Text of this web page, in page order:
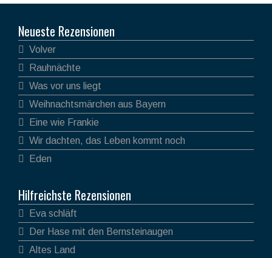
Neueste Rezensionen
Volver
Rauhnächte
Was vor uns liegt
Weihnachtsmärchen aus Bayern
Eine wie Frankie
Wir dachten, das Leben kommt noch
Eden
Hilfreichste Rezensionen
Eva schläft
Der Hase mit den Bernsteinaugen
Altes Land